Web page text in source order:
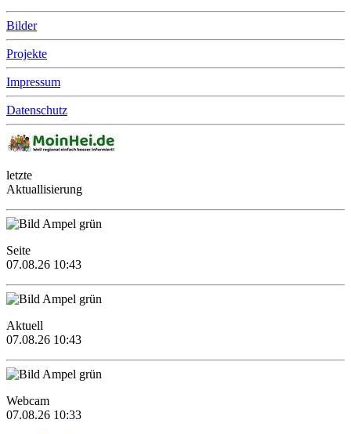
Bilder
Projekte
Impressum
Datenschutz
letzte
Aktuallisierung
Seite
07.08.26 10:43
Aktuell
07.08.26 10:43
Webcam
07.08.26 10:33